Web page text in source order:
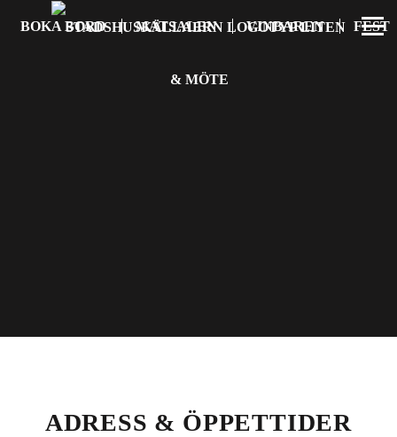
BOKA BORD MATSALEN VINBAREN FEST
& MÖTE
ADRESS & ÖPPETTIDER